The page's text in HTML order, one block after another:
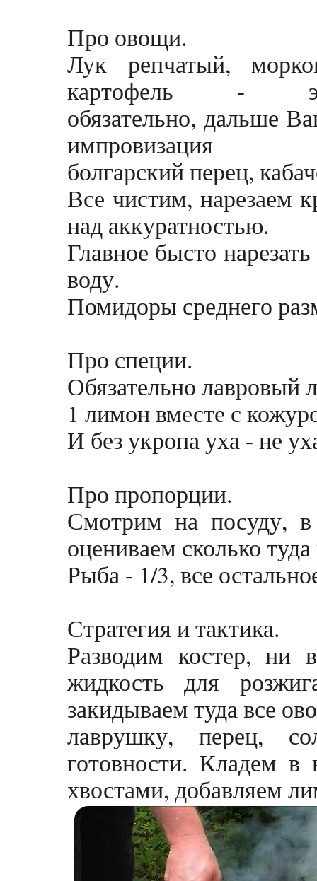
Про овощи.
Лук репчатый,
картофель -
обязательно, дальше
болгарский перец,
Все чистим, нарезаем
над аккуратностью.
Главное бысто
воду.
Помидоры среднего
Про специи.
Обязательно лавровый
1 лимон вместе с
И без укропа уха - не
Про пропорции.
Смотрим на посуду,
оцениваем сколько
Рыба - 1/3, все
Стратегия и тактика.
Разводим костер, ни
жидкость для
закидываем туда все
лаврушку, перец,
готовности. Кладем
хвостами, добавляем